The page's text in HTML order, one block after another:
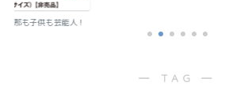
旦那も子供も芸能人！
― TAG ―